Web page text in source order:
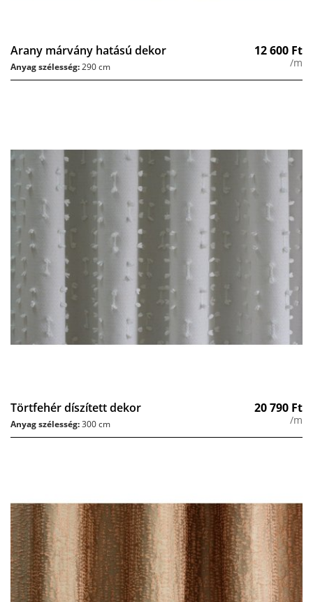
Arany márvány hatású dekor 12 600 Ft
/m
Anyag szélesség:290 cm
Törtfehér díszített dekor 20 790 Ft
/m
Anyag szélesség:300 cm